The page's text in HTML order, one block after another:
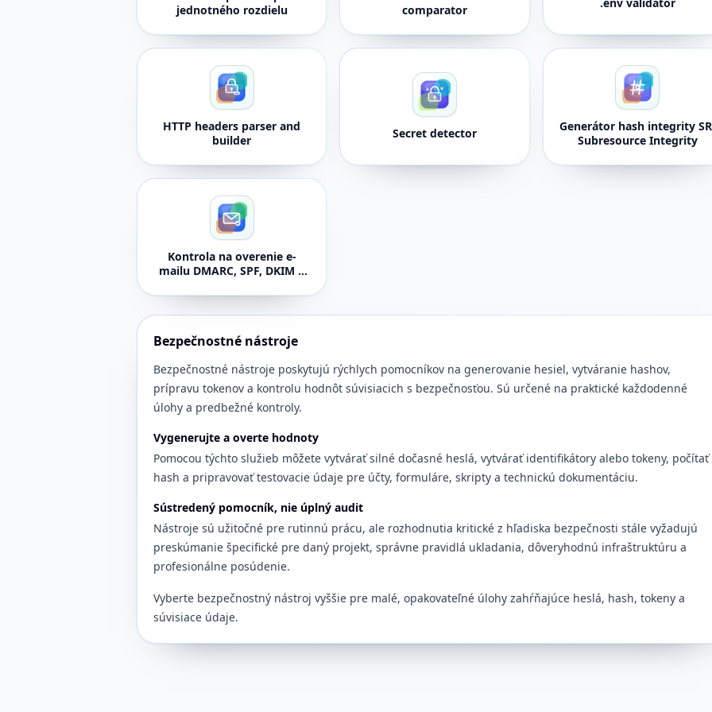
jednotného rozdielu
comparator
HTTP headers parser and
builder
Secret detector
Generátor hash integrity
Subresource Integrity
Kontrola na overenie e-
mailu DMARC, SPF, DKIM a
Bezpečnostné nástroje
Bezpečnostné nástroje poskytujú rýchlych pomocníkov na generovanie hesiel, vytváranie hashov,
prípravu tokenov a kontrolu hodnôt súvisiacich s bezpečnosťou. Sú určené na praktické každodenné
úlohy a predbežné kontroly.
Vygenerujte a overte hodnoty
Pomocou týchto služieb môžete vytvárať silné dočasné heslá, vytvárať identifikátory alebo tokeny, počítať
hash a pripravovať testovacie údaje pre účty, formuláre, skripty a technickú dokumentáciu.
Sústredený pomocník, nie úplný audit
Nástroje sú užitočné pre rutinnú prácu, ale rozhodnutia kritické z hľadiska bezpečnosti stále vyžadujú
preskúmanie špecifické pre daný projekt, správne pravidlá ukladania, dôveryhodnú infraštruktúru a
profesionálne posúdenie.
Vyberte bezpečnostný nástroj vyššie pre malé, opakovateľné úlohy zahŕňajúce heslá, hash, tokeny a
súvisiace údaje.